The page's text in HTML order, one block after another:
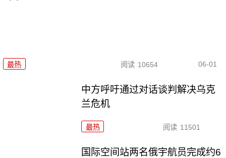
最热 阅读 10654 06-01
中方呼吁通过对话谈判解决乌克
兰危机
最热 阅读 11501
国际空间站两名俄宇航员完成约6